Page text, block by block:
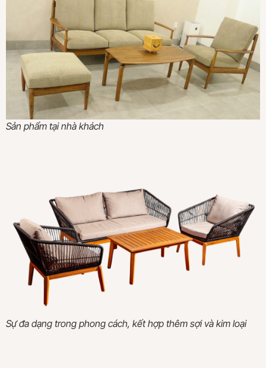
Sản phẩm tại nhà khách
Sự đa dạng trong phong cách, kết hợp thêm sợi và kim loại